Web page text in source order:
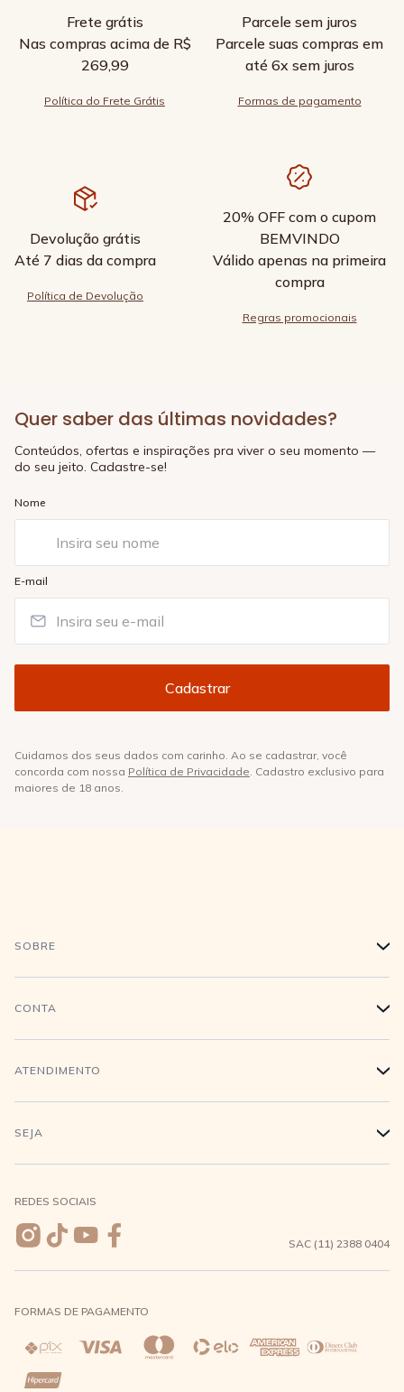
Frete grátis
Nas compras acima de R$
269,99
Política do Frete Grátis
Parcele sem juros
Parcele suas compras em
até 6x sem juros
Formas de pagamento
Devolução grátis
Até 7 dias da compra
Política de Devolução
20% OFF com o cupom
BEMVINDO
Válido apenas na primeira
compra
Regras promocionais
Quer saber das últimas novidades?
Conteúdos, ofertas e inspirações pra viver o seu momento —
do seu jeito. Cadastre-se!
Nome
E-mail
Cuidamos dos seus dados com carinho. Ao se cadastrar, você
concorda com nossa Política de Privacidade. Cadastro exclusivo para
maiores de 18 anos.
SOBRE +
História
Conecte-se
CONTA +
Login
Meus pedidos
Wishlist
ATENDIMENTO +
Compra Segura
Entrega e Frete
Trocas e Devoluções
Direito de Arrependimento
Política de Privacidade
SEJA +
REDES SOCIAIS
SAC (11) 2388 0404
FORMAS DE PAGAMENTO